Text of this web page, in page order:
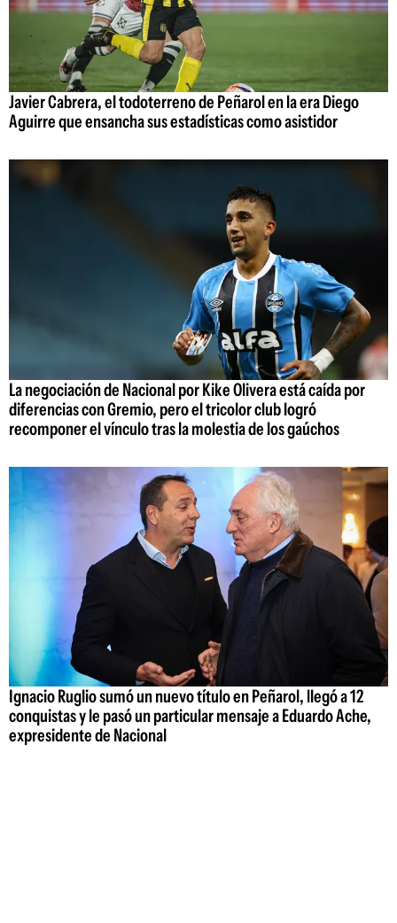
Javier Cabrera, el todoterreno de Peñarol en la era Diego
Aguirre que ensancha sus estadísticas como asistidor
La negociación de Nacional por Kike Olivera está caída por
diferencias con Gremio, pero el tricolor club logró
recomponer el vínculo tras la molestia de los gaúchos
Ignacio Ruglio sumó un nuevo título en Peñarol, llegó a 12
conquistas y le pasó un particular mensaje a Eduardo Ache,
expresidente de Nacional